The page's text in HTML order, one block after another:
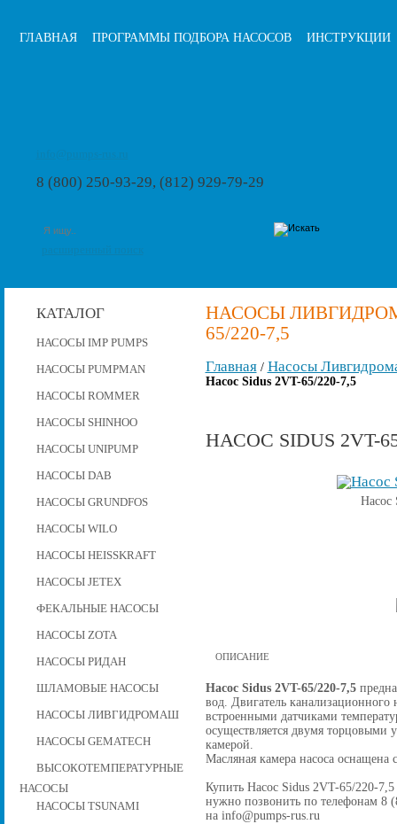
ГЛАВНАЯ ПРОГРАММЫ ПОДБОРА НАСОСОВ ИНСТРУКЦИИ
8 (800) 250-93-29, (812) 929-79-29
КАТАЛОГ
НАСОСЫ IMP PUMPS
НАСОСЫ PUMPMAN
НАСОСЫ ROMMER
НАСОСЫ SHINHOO
НАСОСЫ UNIPUMP
НАСОСЫ DAB
НАСОСЫ GRUNDFOS
НАСОСЫ WILO
НАСОСЫ HEISSKRAFT
НАСОСЫ JETEX
ФЕКАЛЬНЫЕ НАСОСЫ
НАСОСЫ ZOTA
НАСОСЫ РИДАН
ШЛАМОВЫЕ НАСОСЫ
НАСОСЫ ЛИВГИДРОМАШ
НАСОСЫ GEMATECH
ВЫСОКОТЕМПЕРАТУРНЫЕ
НАСОСЫ
НАСОСЫ TSUNAMI
НАСОСЫ
65/220-7,5
Главная/ Насосы
Насос Sidus 2VT-65/220-7,5
НАСОС SIDUS 2VT-
Насос
ОПИСАНИЕ
Насос Sidus 2VT-65/220-7,5
вод. Двигатель канализационного
встроенными датчиками
осуществляется двумя торцовыми
камерой.
Масляная камера насоса оснащена
Купить Насос Sidus 2VT-65/220-
нужно позвонить по телефонам 8
на info@pumps-rus.ru